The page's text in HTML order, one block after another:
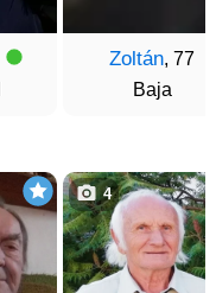
Zoltán, 77
Baja
4